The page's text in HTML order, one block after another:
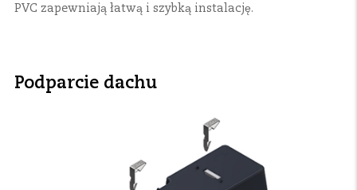
PVC zapewniają łatwą i szybką instalację.
Podparcie dachu